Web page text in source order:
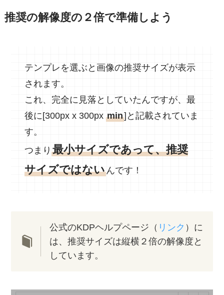
推奨の解像度の２倍で準備しよう
テンプレを選ぶと画像の推奨サイズが表示
されます。
これ、完全に見落としていたんですが、最
後に[300px x 300pxmin]と記載されていま
す。
つまり最小サイズであって、推奨
サイズではないんです！
公式のKDPヘルプページ（ リンク ）に
は、推奨サイズは縦横２倍の解像度と
しています。